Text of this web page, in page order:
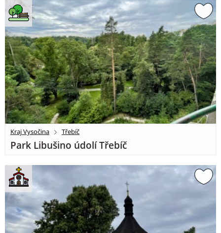
Kraj Vysočina Třebíč
Park Libušino údolí Třebíč